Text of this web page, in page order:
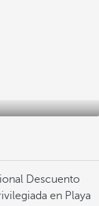
Descuento
en Playa